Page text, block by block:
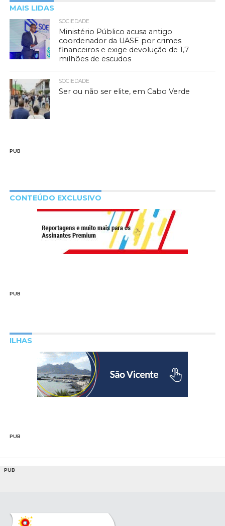
MAIS LIDAS
SOCIEDADE
Ministério Público acusa antigo
coordenador da UASE por crimes
financeiros e exige devolução de 1,7
milhões de escudos
SOCIEDADE
Ser ou não ser elite, em Cabo Verde
PUB
CONTEÚDO EXCLUSIVO
PUB
ILHAS
PUB
PUB